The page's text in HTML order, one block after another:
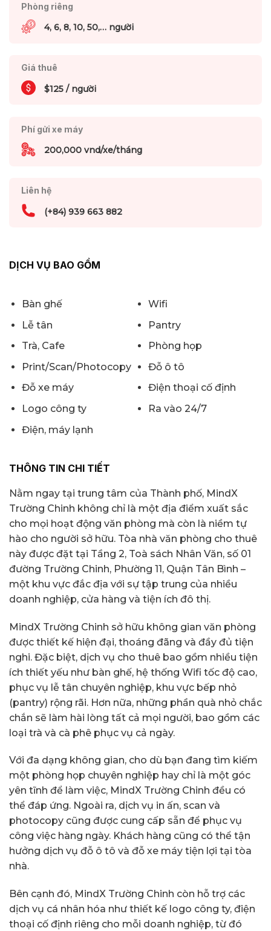
Phòng riêng
4, 6, 8, 10, 50,… người
Giá thuê
$125 / người
Phí gửi xe máy
200,000 vnd/xe/tháng
Liên hệ
(+84) 939 663 882
DỊCH VỤ BAO GỒM
Bàn ghế
Wifi
Lễ tân
Pantry
Trà, Cafe
Phòng họp
Print/Scan/Photocopy
Đỗ ô tô
Đỗ xe máy
Điện thoại cố định
Logo công ty
Ra vào 24/7
Điện, máy lạnh
THÔNG TIN CHI TIẾT
Nằm ngay tại trung tâm của Thành phố, MindX
Trường Chinh không chỉ là một địa điểm xuất sắc
cho mọi hoạt động văn phòng mà còn là niềm tự
hào cho người sở hữu. Tòa nhà văn phòng cho thuê
này được đặt tại Tầng 2, Toà sách Nhân Văn, số 01
đường Trường Chinh, Phường 11, Quận Tân Bình –
một khu vực đắc địa với sự tập trung của nhiều
doanh nghiệp, cửa hàng và tiện ích đô thị.
MindX Trường Chinh sở hữu không gian văn phòng
được thiết kế hiện đại, thoáng đãng và đầy đủ tiện
nghi. Đặc biệt, dịch vụ cho thuê bao gồm nhiều tiện
ích thiết yếu như bàn ghế, hệ thống Wifi tốc độ cao,
phục vụ lễ tân chuyên nghiệp, khu vực bếp nhỏ
(pantry) rộng rãi. Hơn nữa, những phần quà nhỏ chắc
chắn sẽ làm hài lòng tất cả mọi người, bao gồm các
loại trà và cà phê phục vụ cả ngày.
Với đa dạng không gian, cho dù bạn đang tìm kiếm
một phòng họp chuyên nghiệp hay chỉ là một góc
yên tĩnh để làm việc, MindX Trường Chinh đều có
thể đáp ứng. Ngoài ra, dịch vụ in ấn, scan và
photocopy cũng được cung cấp sẵn để phục vụ
công việc hàng ngày. Khách hàng cũng có thể tận
hưởng dịch vụ đỗ ô tô và đỗ xe máy tiện lợi tại tòa
nhà.
Bên cạnh đó, MindX Trường Chinh còn hỗ trợ các
dịch vụ cá nhân hóa như thiết kế logo công ty, điện
thoại cố định riêng cho mỗi doanh nghiệp, từ đó